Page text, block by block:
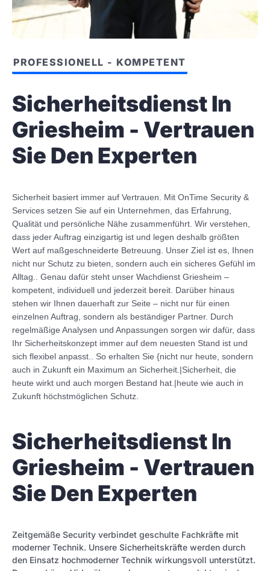
PROFESSIONELL - KOMPETENT
Sicherheitsdienst In
Griesheim - Vertrauen
Sie Den Experten
Sicherheit basiert immer auf Vertrauen. Mit OnTime Security &
Services setzen Sie auf ein Unternehmen, das Erfahrung,
Qualität und persönliche Nähe zusammenführt. Wir verstehen,
dass jeder Auftrag einzigartig ist und legen deshalb größten
Wert auf maßgeschneiderte Betreuung. Unser Ziel ist es, Ihnen
nicht nur Schutz zu bieten, sondern auch ein sicheres Gefühl im
Alltag.. Genau dafür steht unser Wachdienst Griesheim –
kompetent, individuell und jederzeit bereit. Darüber hinaus
stehen wir Ihnen dauerhaft zur Seite – nicht nur für einen
einzelnen Auftrag, sondern als beständiger Partner. Durch
regelmäßige Analysen und Anpassungen sorgen wir dafür, dass
Ihr Sicherheitskonzept immer auf dem neuesten Stand ist und
sich flexibel anpasst.. So erhalten Sie {nicht nur heute, sondern
auch in Zukunft ein Maximum an Sicherheit.|Sicherheit, die
heute wirkt und auch morgen Bestand hat.|heute wie auch in
Zukunft höchstmöglichen Schutz.
Sicherheitsdienst In
Griesheim - Vertrauen
Sie Den Experten
Zeitgemäße Security verbindet geschulte Fachkräfte mit
moderner Technik. Unsere Sicherheitskräfte werden durch
den Einsatz hochmoderner Technik wirkungsvoll unterstützt.